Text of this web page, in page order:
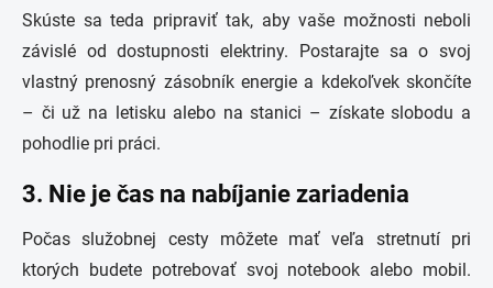
Skúste sa teda pripraviť tak, aby vaše možnosti neboli
závislé od dostupnosti elektriny. Postarajte sa o svoj
vlastný prenosný zásobník energie a kdekoľvek skončíte
– či už na letisku alebo na stanici – získate slobodu a
pohodlie pri práci.
3. Nie je čas na nabíjanie zariadenia
Počas služobnej cesty môžete mať veľa stretnutí pri
ktorých budete potrebovať svoj notebook alebo mobil.